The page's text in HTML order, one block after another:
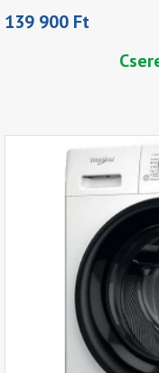
139 900 Ft